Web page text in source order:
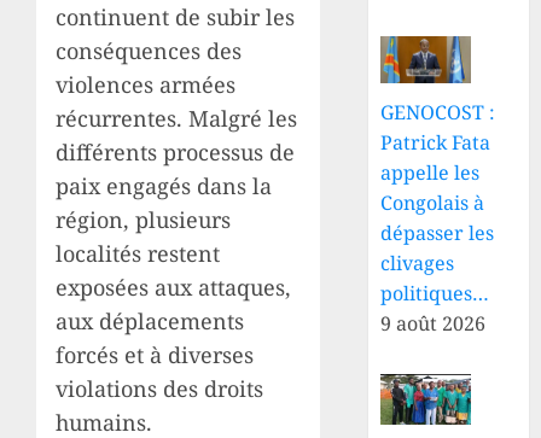
continuent de subir les
conséquences des
violences armées
récurrentes. Malgré les
différents processus de
paix engagés dans la
région, plusieurs
localités restent
exposées aux attaques,
aux déplacements
forcés et à diverses
violations des droits
humains.
GENOCOST :
Patrick Fata
appelle les
Congolais à
dépasser les
clivages
politiques…
9 août 2026